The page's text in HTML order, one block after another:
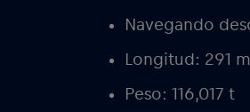
Navegando
Longitud: 291 m
Peso: 116,017 t